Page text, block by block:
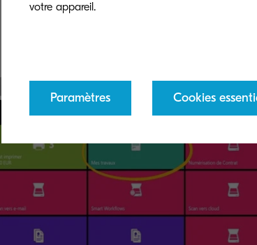
directement sur le périphérique
votre appareil.
Paramètres Cookies